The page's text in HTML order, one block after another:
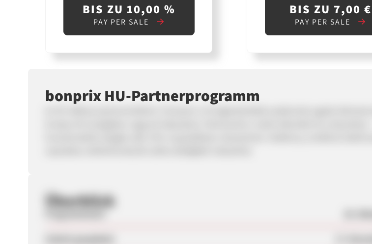
BIS ZU 10,00 %
PAY PER SALE
BIS ZU 7,00 €
PAY PER SALE
bonprix HU-Partnerprogramm
Überblick